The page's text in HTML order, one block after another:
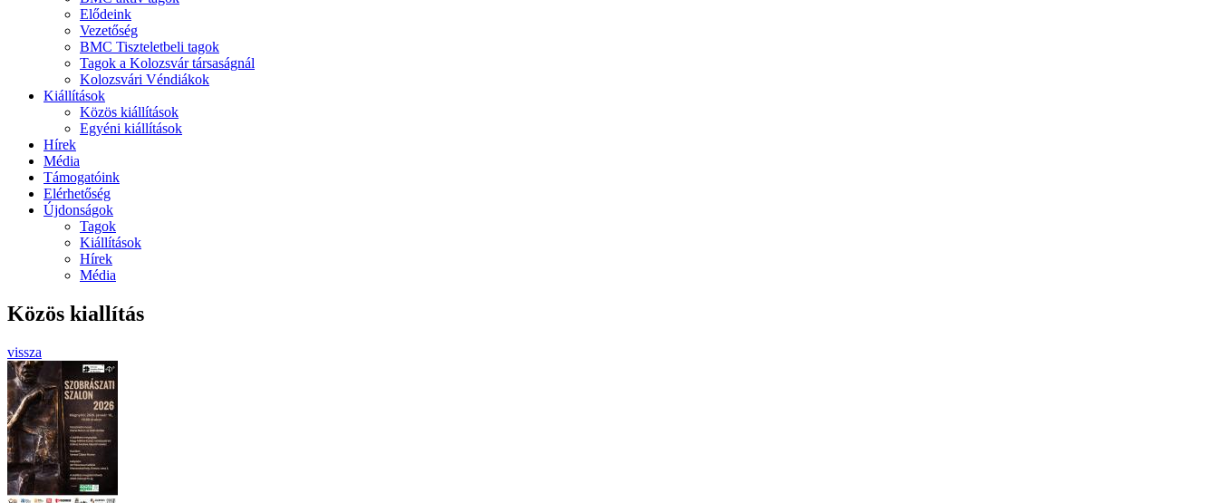
Elődeink
Vezetőség
BMC Tiszteletbeli tagok
Tagok a Kolozsvár társaságnál
Kolozsvári Véndiákok
Kiállítások
Közös kiállítások
Egyéni kiállítások
Hírek
Média
Támogatóink
Elérhetőség
Újdonságok
Tagok
Kiállítások
Hírek
Média
Közös kiallítás
vissza